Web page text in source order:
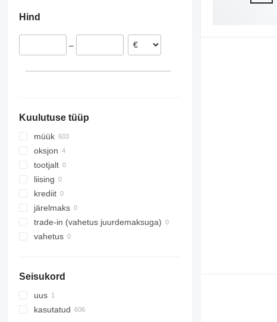
Hind
–
Kuulutuse tüüp
müük
oksjon
tootjalt
liising
krediit
järelmaks
trade-in (vahetus juurdemaksuga)
vahetus
Seisukord
uus
kasutatud